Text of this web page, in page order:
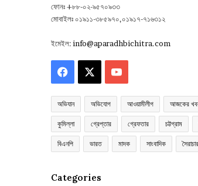
ফোনঃ +৮৮-০২-৯৫৭০৯৩৩
মোবাইলঃ ০১৯১১-৩৮৫৯৭০,০১৯১৭-৭১৬৩১২
ইমেইল:info@aparadhbichitra.com
Facebook YouTube
অভিযান অভিযোগ আওয়ামীলীগ আজকের
কুমিল্লা গ্রেপ্তার গ্রেফতার চট্টগ্রাম
বিএনপি ভারত মাদক সাংবাদিক সৈরাচার
Categories